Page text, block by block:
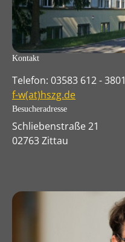
Kontakt
Telefon: 03583 612 - 3801
f-w(at)hszg.de
Besucheradresse
Schliebenstraße 21
02763 Zittau